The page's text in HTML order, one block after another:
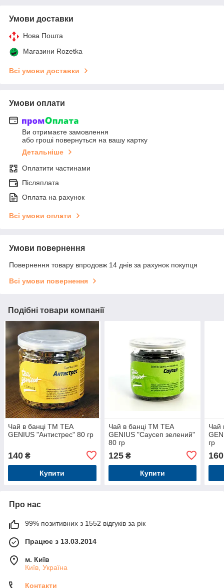
Умови доставки
Нова Пошта
Магазини Rozetka
Всі умови доставки
Умови оплати
Ви отримаєте замовлення
або гроші повернуться на вашу картку
Детальніше
Оплатити частинами
Післяплата
Оплата на рахунок
Всі умови оплати
Умови повернення
Повернення товару впродовж 14 днів за рахунок покупця
Всі умови повернення
Подібні товари компанії
Чай в банці TM TEA
GENIUS "Антистрес" 80 гр
140 ₴
Купити
Чай в банці TM TEA
GENIUS "Саусеп зелений"
80 гр
125₴
Купити
Чай
гр
160
Про нас
99% позитивних з 1552 відгуків за рік
Працює з 13.03.2014
м. Київ
Київ, Україна
Контакти